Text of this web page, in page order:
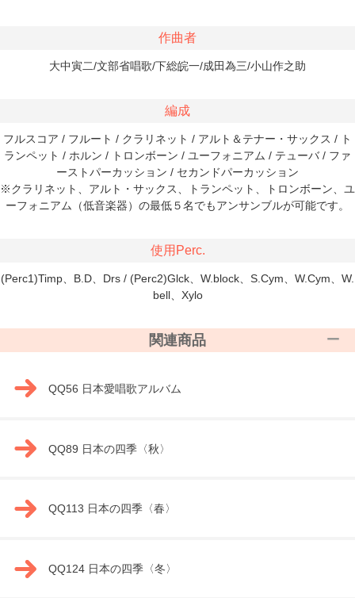
作曲者
大中寅二/文部省唱歌/下総皖一/成田為三/小山作之助
編成
フルスコア / フルート / クラリネット / アルト＆テナー・サックス / ト
ランペット / ホルン / トロンボーン / ユーフォニアム / テューバ / ファ
ーストパーカッション / セカンドパーカッション
※クラリネット、アルト・サックス、トランペット、トロンボーン、ユ
ーフォニアム（低音楽器）の最低５名でもアンサンブルが可能です。
使用Perc.
(Perc1)Timp、B.D、Drs / (Perc2)Glck、W.block、S.Cym、W.Cym、W.
bell、Xylo
関連商品
QQ56 日本愛唱歌アルバム
QQ89 日本の四季〈秋〉
QQ113 日本の四季〈春〉
QQ124 日本の四季〈冬〉